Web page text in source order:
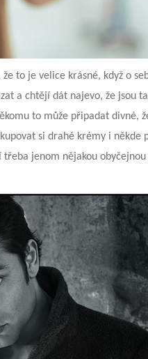
to je velice krásné, když o
a chtějí dát najevo, že jsou
to může připadat divné,
si drahé krémy i někde
jenom nějakou obyčejnou